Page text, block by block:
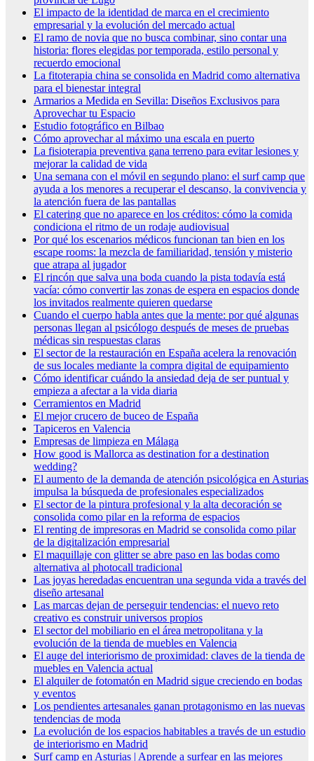
El impacto de la identidad de marca en el crecimiento
empresarial y la evolución del mercado actual
El ramo de novia que no busca combinar, sino contar una
historia: flores elegidas por temporada, estilo personal y
recuerdo emocional
La fitoterapia china se consolida en Madrid como alternativa
para el bienestar integral
Armarios a Medida en Sevilla: Diseños Exclusivos para
Aprovechar tu Espacio
Estudio fotográfico en Bilbao
Cómo aprovechar al máximo una escala en puerto
La fisioterapia preventiva gana terreno para evitar lesiones y
mejorar la calidad de vida
Una semana con el móvil en segundo plano: el surf camp que
ayuda a los menores a recuperar el descanso, la convivencia y
la atención fuera de las pantallas
El catering que no aparece en los créditos: cómo la comida
condiciona el ritmo de un rodaje audiovisual
Por qué los escenarios médicos funcionan tan bien en los
escape rooms: la mezcla de familiaridad, tensión y misterio
que atrapa al jugador
El rincón que salva una boda cuando la pista todavía está
vacía: cómo convertir las zonas de espera en espacios donde
los invitados realmente quieren quedarse
Cuando el cuerpo habla antes que la mente: por qué algunas
personas llegan al psicólogo después de meses de pruebas
médicas sin respuestas claras
El sector de la restauración en España acelera la renovación
de sus locales mediante la compra digital de equipamiento
Cómo identificar cuándo la ansiedad deja de ser puntual y
empieza a afectar a la vida diaria
Cerramientos en Madrid
El mejor crucero de buceo de España
Tapiceros en Valencia
Empresas de limpieza en Málaga
How good is Mallorca as destination for a destination
wedding?
El aumento de la demanda de atención psicológica en Asturias
impulsa la búsqueda de profesionales especializados
El sector de la pintura profesional y la alta decoración se
consolida como pilar en la reforma de espacios
El renting de impresoras en Madrid se consolida como pilar
de la digitalización empresarial
El maquillaje con glitter se abre paso en las bodas como
alternativa al photocall tradicional
Las joyas heredadas encuentran una segunda vida a través del
diseño artesanal
Las marcas dejan de perseguir tendencias: el nuevo reto
creativo es construir universos propios
El sector del mobiliario en el área metropolitana y la
evolución de la tienda de muebles en Valencia
El auge del interiorismo de proximidad: claves de la tienda de
muebles en Valencia actual
El alquiler de fotomatón en Madrid sigue creciendo en bodas
y eventos
Los pendientes artesanales ganan protagonismo en las nuevas
tendencias de moda
La evolución de los espacios habitables a través de un estudio
de interiorismo en Madrid
Surf camp en Asturias | Aprende a surfear en las mejores